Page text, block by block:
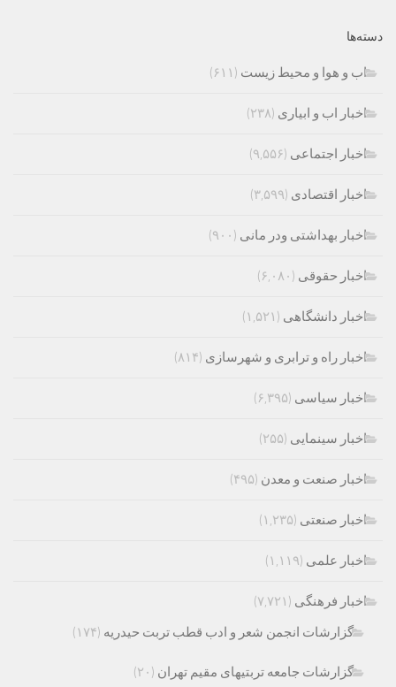
دسته‌ها
اب و هوا و محیط زیست (۶۱۱)
اخبار اب و ابیاری (۲۳۸)
اخبار اجتماعی (۹,۵۵۶)
اخبار اقتصادی (۳,۵۹۹)
اخبار بهداشتی ودر مانی (۹۰۰)
اخبار حقوقی (۶,۰۸۰)
اخبار دانشگاهی (۱,۵۲۱)
اخبار راه و ترابری و شهرسازی (۸۱۴)
اخبار سیاسی (۶,۳۹۵)
اخبار سینمایی (۲۵۵)
اخبار صنعت و معدن (۴۹۵)
اخبار صنعتی (۱,۲۳۵)
اخبار علمی (۱,۱۱۹)
اخبار فرهنگی (۷,۷۲۱)
گزارشات انجمن شعر و ادب قطب تربت حیدریه (۱۷۴)
گزارشات جامعه تربتیهای مقیم تهران (۲۰)